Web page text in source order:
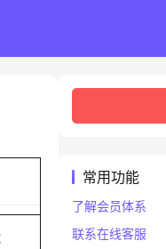
常用功能
了解会员体系
联系在线客服